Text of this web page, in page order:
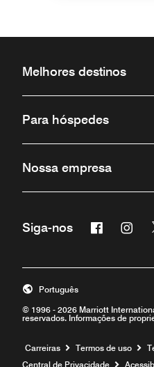
Melhores destinos
Para hóspedes
Nossa empresa
Siga-nos Facebook
© 1996 - 2026 Marriott
reservados. Informações de
Português
Carreiras Termos de uso
Central de Privacidade